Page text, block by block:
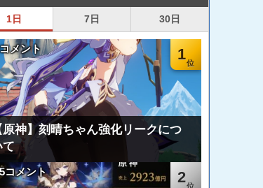
1日 7日 30日
1
メント
原神】刻晴ちゃん強化リークにつ
て
2
コメント